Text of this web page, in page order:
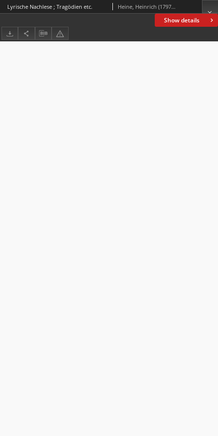
Show details
Lyrische Nachlese ; Tragödien etc. Heine, Heinrich (1797-1856)